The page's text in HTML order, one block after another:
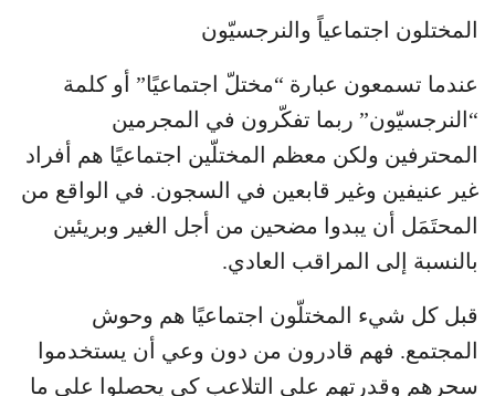
المختلون اجتماعياً والنرجسيّون
عندما تسمعون عبارة “مختلّ اجتماعيًا” أو كلمة
“النرجسيّون” ربما تفكّرون في المجرمين
المحترفين ولكن معظم المختلّين اجتماعيًا هم أفراد
غير عنيفين وغير قابعين في السجون. في الواقع من
المحتَمَل أن يبدوا مضحين من أجل الغير وبريئين
بالنسبة إلى المراقب العادي.
قبل كل شيء المختلّون اجتماعيًا هم وحوش
المجتمع. فهم قادرون من دون وعي أن يستخدموا
سحرهم وقدرتهم على التلاعب كي يحصلوا على ما